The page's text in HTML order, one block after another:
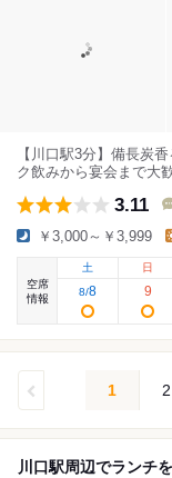
【川口駅3分】備長炭
ク飲みから宴会まで大
3.11
￥3,000～￥3,999
空席
情報
土
8/8
日
9
1 2
川口駅周辺でランチ